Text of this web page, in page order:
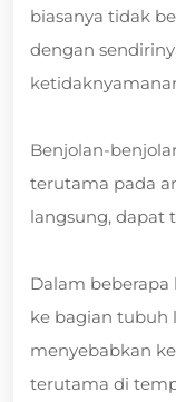
biasanya tidak
dengan
Benjolan-
terutama pada
langsung, dapat
Dalam beberapa
ke bagian tubuh
menyebabkan
terutama di